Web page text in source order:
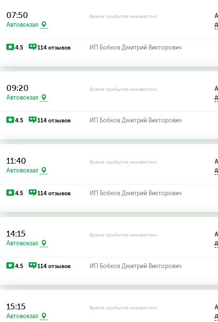
07:50
Автовокзал
Время прибытия неизвестно
4.5 114 отзывов ИП Бобков Дмитрий Викторович
09:20
Автовокзал
Время прибытия неизвестно
4.5 114 отзывов ИП Бобков Дмитрий Викторович
11:40
Автовокзал
Время прибытия неизвестно
4.5 114 отзывов ИП Бобков Дмитрий Викторович
14:15
Автовокзал
Время прибытия неизвестно
4.5 114 отзывов ИП Бобков Дмитрий Викторович
15:15
Автовокзал
Время прибытия неизвестно